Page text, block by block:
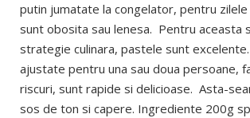
putin jumatate la congelator, pentru zilele
sunt obosita sau lenesa. Pentru aceasta
strategie culinara, pastele sunt
ajustate pentru una sau doua persoane,
riscuri, sunt rapide si delicioase. Asta-
sos de ton si capere. Ingrediente 200g